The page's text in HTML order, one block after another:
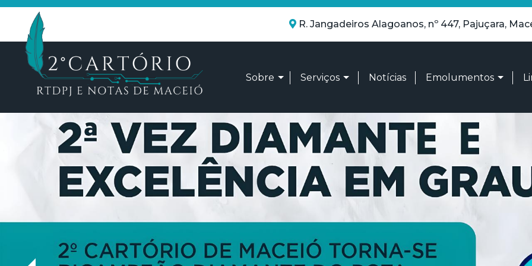
R. Jangadeiros Alagoanos, nº 447, Pajuçara,
Sobre
Identidade Organizacional
Transparência
Serviços
Pessoa Jurídica
Notas
Notícias Emolumentos
Tabela D - Atos dos
Tabela O - Comum a
Tabelionato de Notas
Atos dos oficiais - Reg